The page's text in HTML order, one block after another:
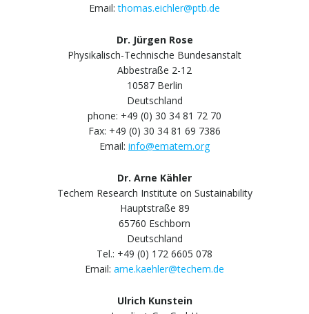
Email:thomas.eichler@ptb.de
Dr. Jürgen Rose
Physikalisch-Technische Bundesanstalt
Abbestraße 2-12
10587 Berlin
Deutschland
phone: +49 (0) 30 34 81 72 70
Fax: +49 (0) 30 34 81 69 7386
Email: info@ematem.org
Dr. Arne Kähler
Techem Research Institute on Sustainability
Hauptstraße 89
65760 Eschborn
Deutschland
Tel.: +49 (0) 172 6605 078
Email: arne.kaehler@techem.de
Ulrich Kunstein